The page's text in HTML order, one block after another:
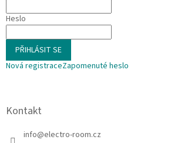
Heslo
PŘIHLÁSIT SE
Nová registraceZapomenuté heslo
Kontakt
info@electro-room.cz